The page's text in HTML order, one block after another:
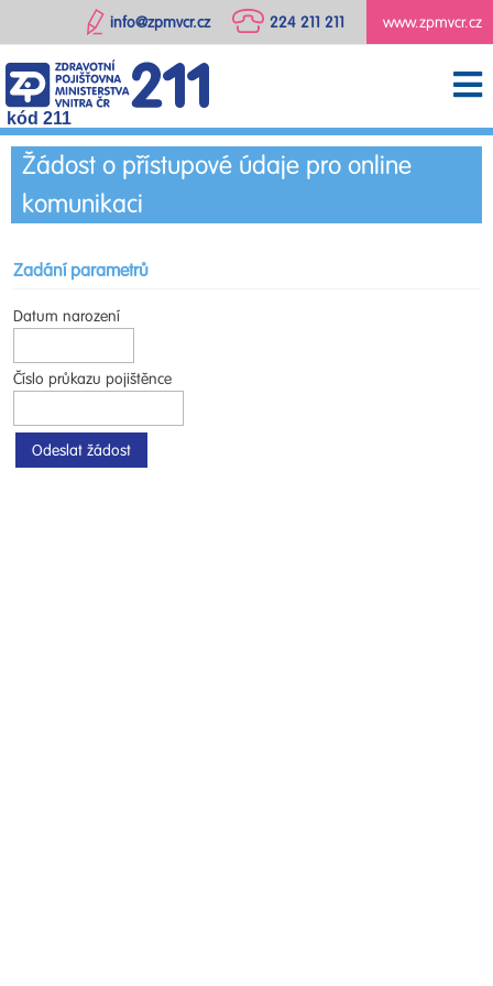
www.zpmvcr.cz
224 211 211
info@zpmvcr.cz
kód 211
Žádost o přístupové údaje pro online
komunikaci
Zadání parametrů
Datum narození
Číslo průkazu pojištěnce